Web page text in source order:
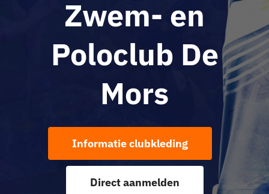
Over De Mors
Sponsoren
Zwem- en
Poloclub De
Mors
Informatie clubkleding
Direct aanmelden